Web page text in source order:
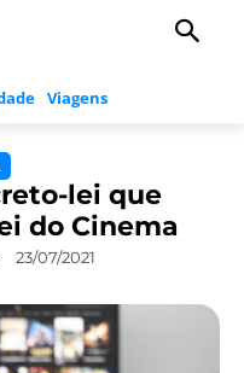
Viagens
lei que
do Cinema
23/07/2021